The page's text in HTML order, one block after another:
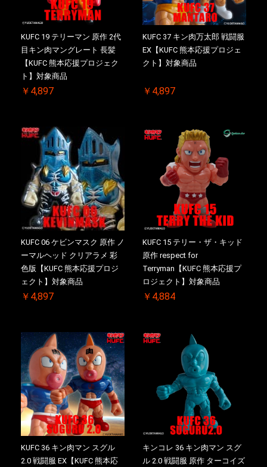
KUFC 19 テリーマン 原作 2代
目キン肉マングレート 長髪
【KUFC 熊本応援プロジェク
ト】対象商品
￥4,897
KUFC 37 キン肉万太郎 戦闘服
EX【KUFC 熊本応援プロジェ
クト】対象商品
￥4,897
KUFC 06 ケビンマスク 原作 ノ
ーマルヘッド クリアラメ 彩
色版【KUFC 熊本応援プロジ
ェクト】対象商品
￥4,897
KUFC 15 テリー・ザ・キッド
原作 respect for
Terryman【KUFC 熊本応援プ
ロジェクト】対象商品
￥4,884
KUFC 36 キン肉マン スグル
2.0 戦闘服 EX【KUFC 熊本応
キンコレ 36 キン肉マン スグ
ル 2.0 戦闘服 原作 ターコイズ